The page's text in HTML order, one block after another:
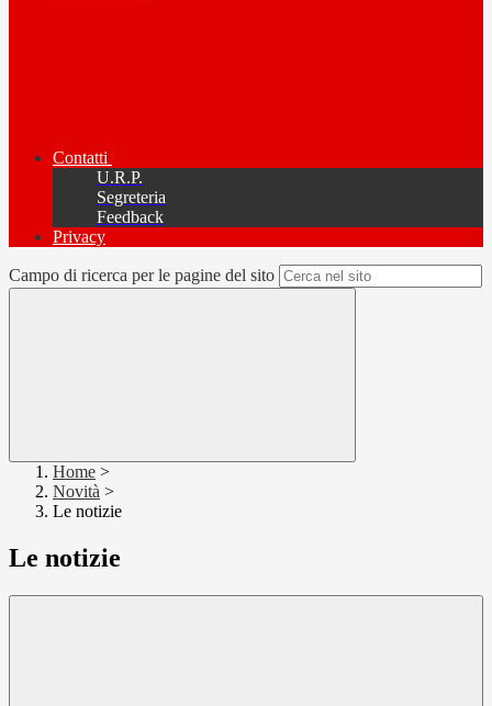
Contatti
U.R.P.
Segreteria
Feedback
Privacy
Campo di ricerca per le pagine del sito
Home >
Novità >
Le notizie
Le notizie